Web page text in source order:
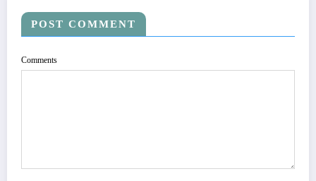
POST COMMENT
Comments